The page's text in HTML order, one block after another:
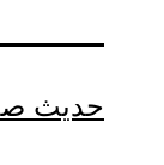
حديث